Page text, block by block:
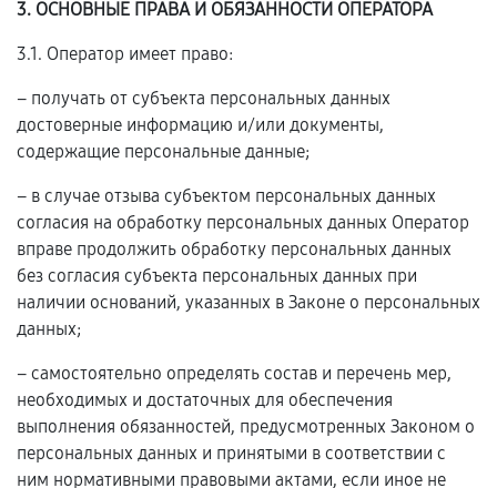
3. ОСНОВНЫЕ ПРАВА И ОБЯЗАННОСТИ ОПЕРАТОРА
3.1. Оператор имеет право:
– получать от субъекта персональных данных
достоверные информацию и/или документы,
содержащие персональные данные;
– в случае отзыва субъектом персональных данных
согласия на обработку персональных данных Оператор
вправе продолжить обработку персональных данных
без согласия субъекта персональных данных при
наличии оснований, указанных в Законе о персональных
данных;
– самостоятельно определять состав и перечень мер,
необходимых и достаточных для обеспечения
выполнения обязанностей, предусмотренных Законом о
персональных данных и принятыми в соответствии с
ним нормативными правовыми актами, если иное не